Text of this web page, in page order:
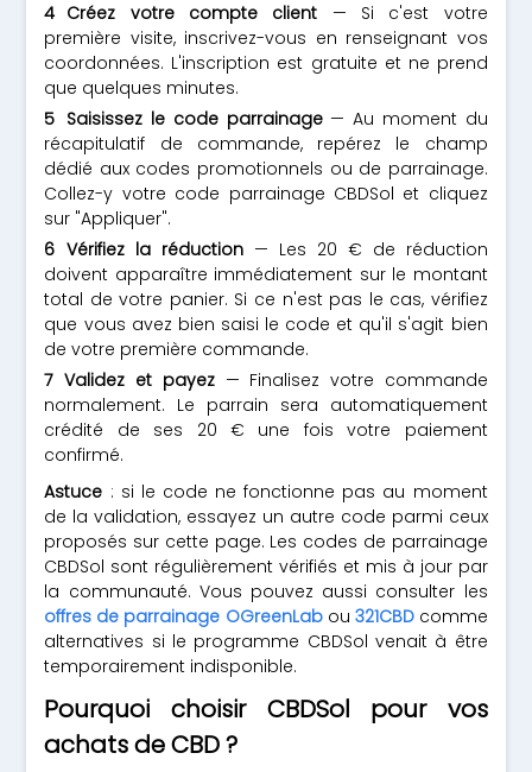
Créez votre compte client — Si c'est votre
première visite, inscrivez-vous en renseignant vos
coordonnées. L'inscription est gratuite et ne prend
que quelques minutes.
Saisissez le code parrainage— Au moment du
récapitulatif de commande, repérez le champ
dédié aux codes promotionnels ou de parrainage.
Collez-y votre code parrainage CBDSol et cliquez
sur "Appliquer".
Vérifiez la réduction — Les 20 € de réduction
doivent apparaître immédiatement sur le montant
total de votre panier. Si ce n'est pas le cas, vérifiez
que vous avez bien saisi le code et qu'il s'agit bien
de votre première commande.
Validez et payez— Finalisez votre commande
normalement. Le parrain sera automatiquement
crédité de ses 20 € une fois votre paiement
confirmé.
Astuce : si le code ne fonctionne pas au moment
de la validation, essayez un autre code parmi ceux
proposés sur cette page. Les codes de parrainage
CBDSol sont régulièrement vérifiés et mis à jour par
la communauté. Vous pouvez aussi consulter les
offres de parrainage OGreenLabou 321CBDcomme
alternatives si le programme CBDSol venait à être
temporairement indisponible.
Pourquoi choisir CBDSol pour vos
achats de CBD ?